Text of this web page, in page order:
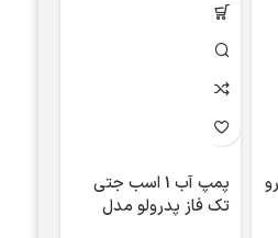
پمپ آب 1 اسب جتی
تک فاز پدرولو مدل